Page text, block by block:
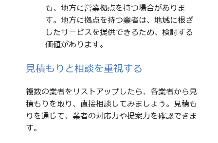
も、地方に営業拠点を持つ場合がありま
す。地方に拠点を持つ業者は、地域に根ざ
したサービスを提供できるため、検討する
価値があります。
見積もりと相談を重視する
複数の業者をリストアップしたら、各業者から見
積もりを取り、直接相談してみましょう。見積も
りを通じて、業者の対応力や提案力を確認できま
す。